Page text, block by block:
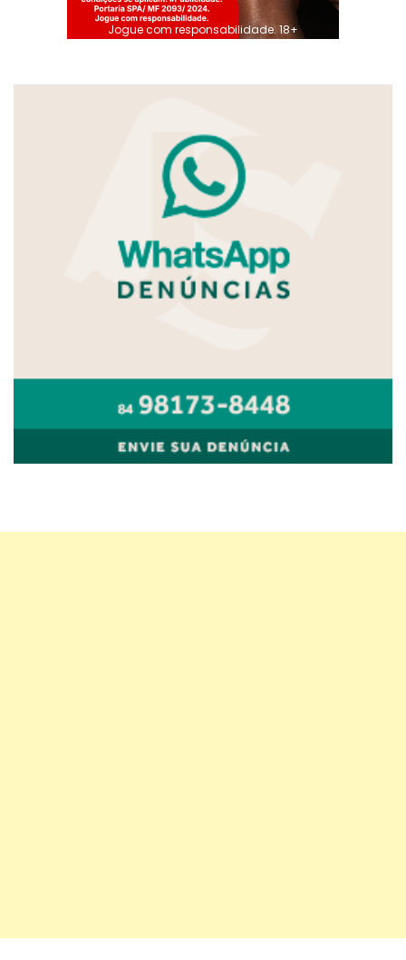
Jogue com responsabilidade. 18+